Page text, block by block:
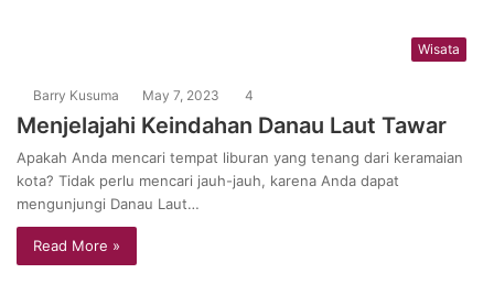
Wisata
Barry Kusuma May 7, 2023 4
Menjelajahi Keindahan Danau Laut Tawar
Apakah Anda mencari tempat liburan yang tenang dari keramaian
kota? Tidak perlu mencari jauh-jauh, karena Anda dapat
mengunjungi Danau Laut…
Read More »